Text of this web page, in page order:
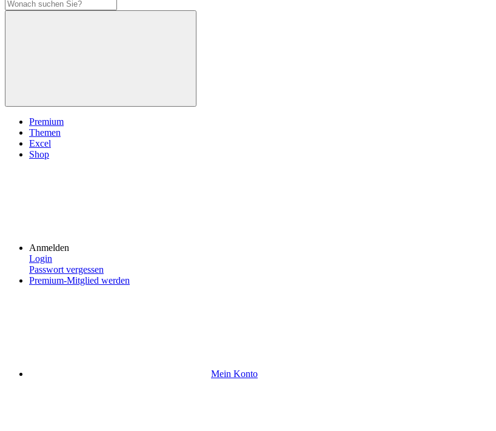
Premium
Themen
Excel
Shop
Anmelden
Login
Passwort vergessen
Premium-Mitglied werden
Mein Konto